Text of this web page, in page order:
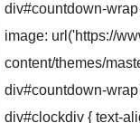
div#countdown-
image: url('https://
content/themes/
div#countdown-
div#clockdiv { text-